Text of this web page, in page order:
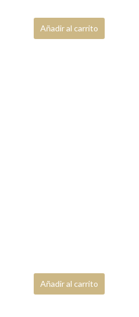
Añadir al carrito
Añadir al carrito